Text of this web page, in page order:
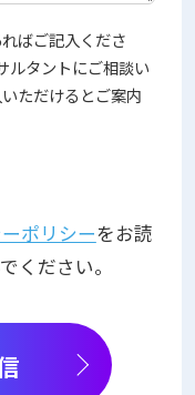
ばご記入くださ
ルタントにご相談い
ただけるとご案内
ポリシーをお読
ください。